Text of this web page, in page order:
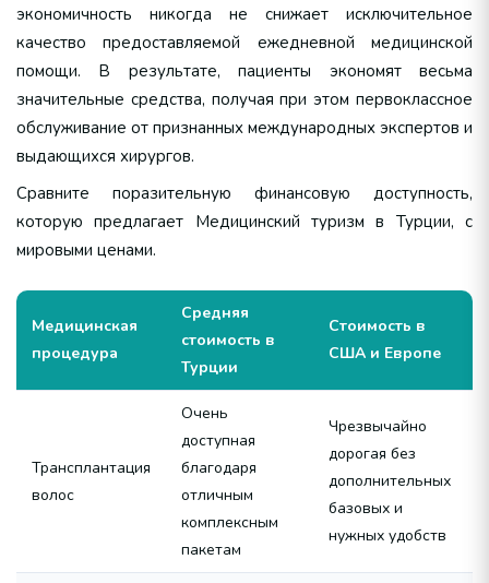
экономичность никогда не снижает исключительное
качество предоставляемой ежедневной медицинской
помощи. В результате, пациенты экономят весьма
значительные средства, получая при этом первоклассное
обслуживание от признанных международных экспертов и
выдающихся хирургов.
Сравните поразительную финансовую доступность,
которую предлагает Медицинский туризм в Турции, с
мировыми ценами.
Медицинская
процедура
Средняя
стоимость в
Турции
Стоимость в
США и Европе
Трансплантация
волос
Очень
доступная
благодаря
отличным
комплексным
пакетам
Чрезвычайно
дорогая без
дополнительных
базовых и
нужных удобств